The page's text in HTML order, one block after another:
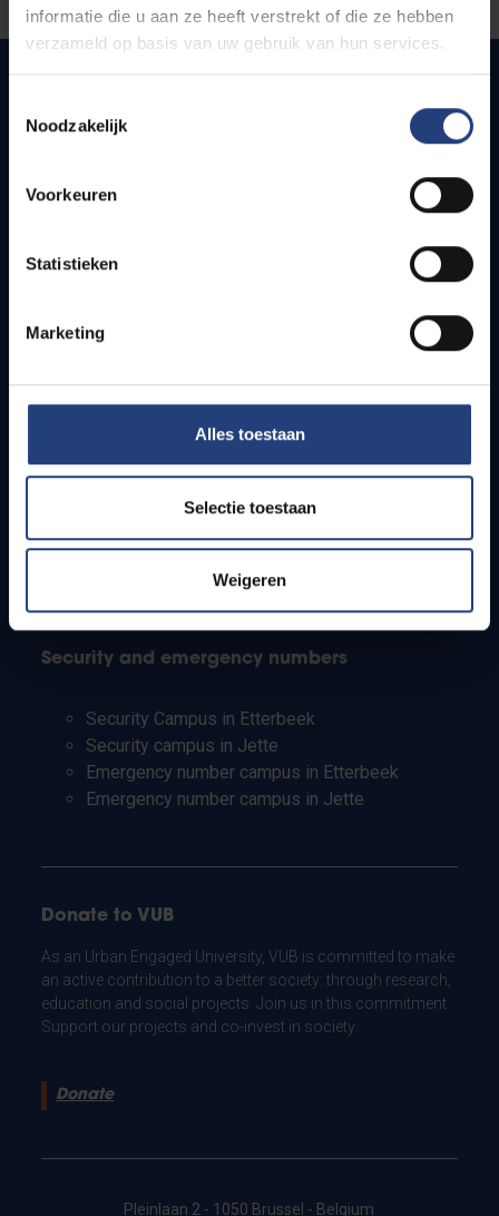
informatie die u aan ze heeft verstrekt of die ze hebben
verzameld op basis van uw gebruik van hun services.
Noodzakelijk
Voorkeuren
Statistieken
Marketing
Alles toestaan
Selectie toestaan
Weigeren
Quick links
How to get to the VUB campuses
Students
PhD students
Teachers and secondary schools
Working students
Security and emergency numbers
Security Campus in Etterbeek
Security campus in Jette
Emergency number campus in Etterbeek
Emergency number campus in Jette
Donate to VUB
As an Urban Engaged University, VUB is committed to make
an active contribution to a better society: through research,
education and social projects. Join us in this commitment.
Support our projects and co-invest in society.
Donate
Pleinlaan 2 - 1050 Brussel - Belgium